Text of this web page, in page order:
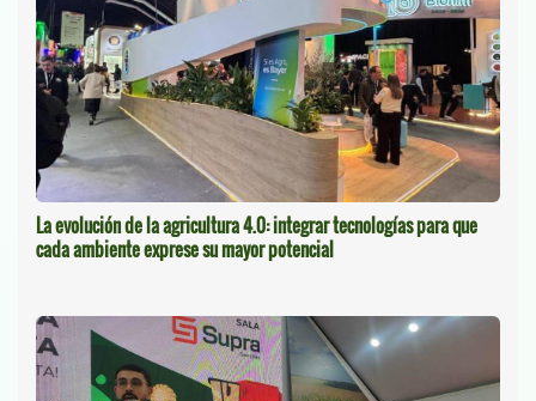
La evolución de la agricultura 4.0: integrar tecnologías para que
cada ambiente exprese su mayor potencial